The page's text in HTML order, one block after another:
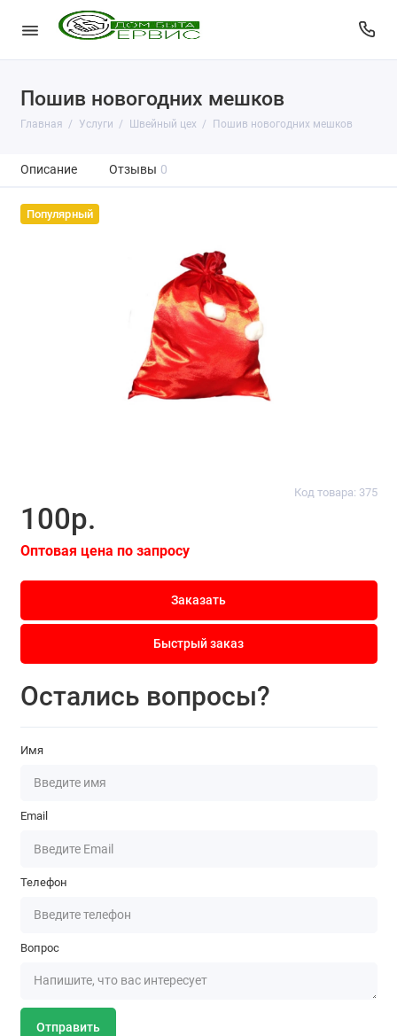
Пошив новогодних мешков
Главная Услуги Швейный цех Пошив новогодних мешков
Описание Отзывы 0
Популярный
Код товара: 375
100р.
Оптовая цена по запросу
Заказать
Быстрый заказ
Остались вопросы?
Имя
Email
Телефон
Вопрос
Отправить